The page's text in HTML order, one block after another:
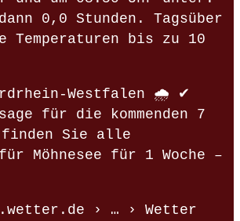
0,0 Stunden. Tagsüber
Temperaturen bis zu 10
Westfalen 🌧️ ✔
für die kommenden 7
Sie alle
Möhnesee für 1 Woche –
› … › Wetter